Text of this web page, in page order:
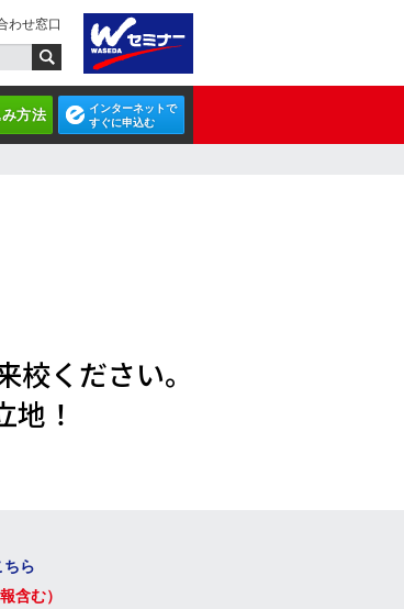
わせ窓口
方法
インターネットで
すぐに申込む
ください。
地！
ちら
含む）